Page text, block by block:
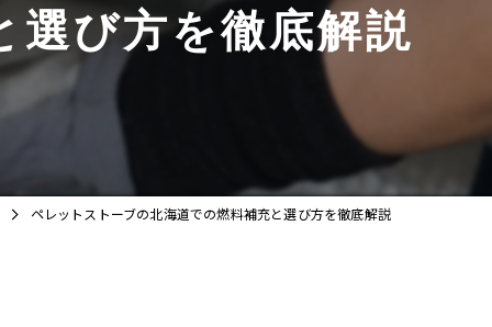
選び方を徹底解説
ペレットストーブの北海道での燃料補充と選び方を徹底解説